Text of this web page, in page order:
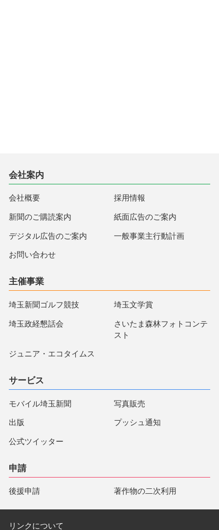
会社案内
会社概要 採用情報
新聞のご購読案内 紙面広告のご案内
デジタル広告のご案内 一般事業主行動計画
お問い合わせ
主催事業
埼玉新聞ゴルフ競技 埼玉文学賞
埼玉政経懇話会
さいたま森林フォトコンテ
スト
ジュニア・エコタイムス
サービス
モバイル埼玉新聞 写真販売
出版 プッシュ通知
公式ツイッター
申請
後援申請 著作物の二次利用
リンクについて